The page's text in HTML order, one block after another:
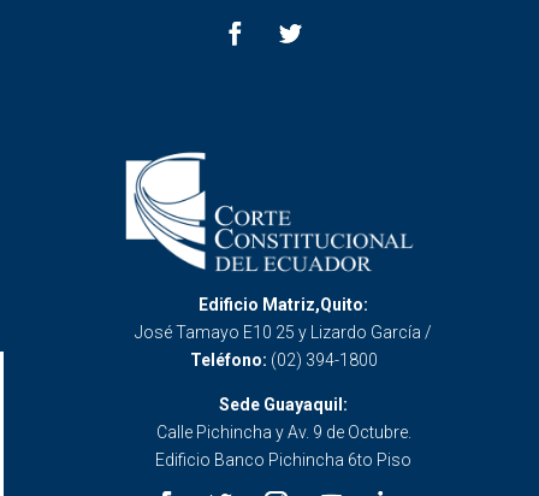
Edificio Matriz,Quito:
José Tamayo E10 25 y Lizardo García /
Teléfono: (02) 394-1800
Sede Guayaquil:
Calle Pichincha y Av. 9 de Octubre.
Edificio Banco Pichincha 6to Piso